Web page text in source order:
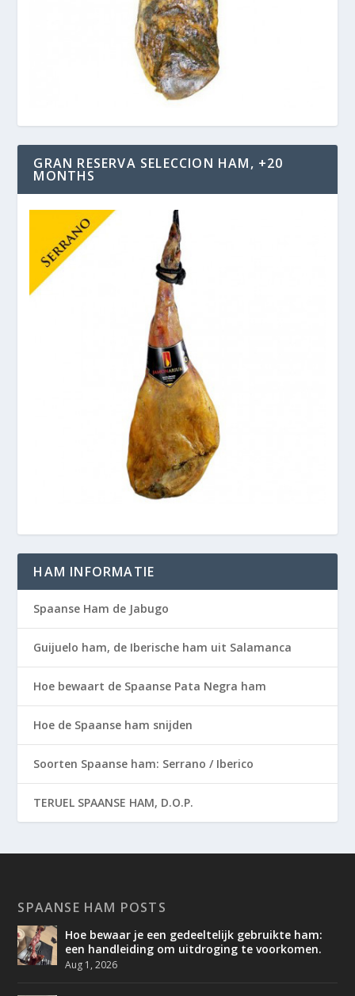
GRAN RESERVA SELECCION HAM, +20
MONTHS
HAM INFORMATIE
Spaanse Ham de Jabugo
Guijuelo ham, de Iberische ham uit Salamanca
Hoe bewaart de Spaanse Pata Negra ham
Hoe de Spaanse ham snijden
Soorten Spaanse ham: Serrano / Iberico
TERUEL SPAANSE HAM, D.O.P.
SPAANSE HAM POSTS
Hoe bewaar je een gedeeltelijk gebruikte ham:
een handleiding om uitdroging te voorkomen.
Aug 1, 2026